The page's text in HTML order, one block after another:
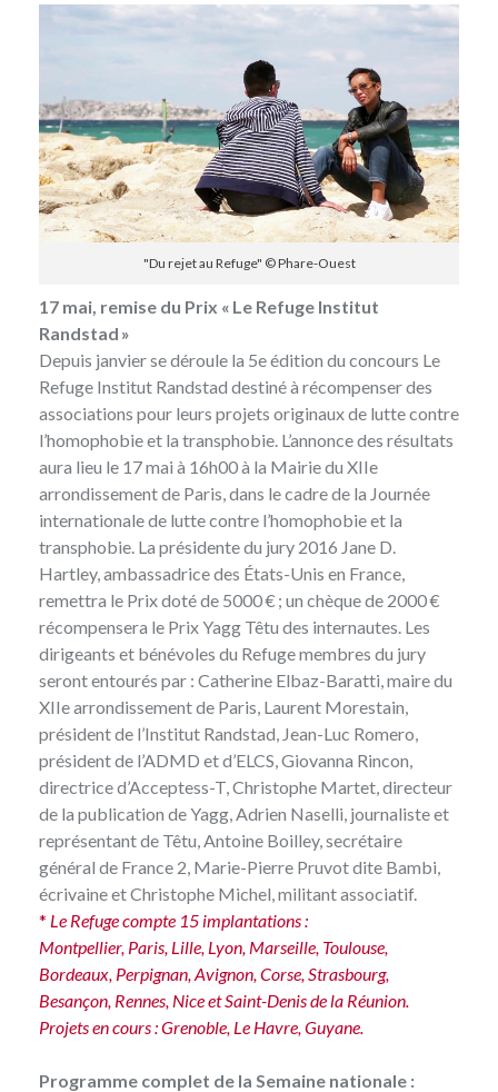
"Du rejet au Refuge" © Phare-Ouest
17 mai, remise du Prix « Le Refuge Institut
Randstad »
Depuis janvier se déroule la 5e édition du concours Le
Refuge Institut Randstad destiné à récompenser des
associations pour leurs projets originaux de lutte contre
l’homophobie et la transphobie. L’annonce des résultats
aura lieu le 17 mai à 16h00 à la Mairie du XIIe
arrondissement de Paris, dans le cadre de la Journée
internationale de lutte contre l’homophobie et la
transphobie. La présidente du jury 2016 Jane D.
Hartley, ambassadrice des États-Unis en France,
remettra le Prix doté de 5000 € ; un chèque de 2000 €
récompensera le Prix Yagg Têtu des internautes. Les
dirigeants et bénévoles du Refuge membres du jury
seront entourés par : Catherine Elbaz-Baratti, maire du
XIIe arrondissement de Paris, Laurent Morestain,
président de l’Institut Randstad, Jean-Luc Romero,
président de l’ADMD et d’ELCS, Giovanna Rincon,
directrice d’Acceptess-T, Christophe Martet, directeur
de la publication de Yagg, Adrien Naselli, journaliste et
représentant de Têtu, Antoine Boilley, secrétaire
général de France 2, Marie-Pierre Pruvot dite Bambi,
écrivaine et Christophe Michel, militant associatif.
* Le Refuge compte 15 implantations :
Montpellier, Paris, Lille, Lyon, Marseille, Toulouse,
Bordeaux, Perpignan, Avignon, Corse, Strasbourg,
Besançon, Rennes, Nice et Saint-Denis de la Réunion.
Projets en cours : Grenoble, Le Havre, Guyane.
Programme complet de la Semaine nationale :